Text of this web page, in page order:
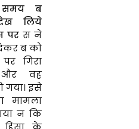
ब
देख लिये
परस ने
ब को
गिरा
और वह
गया। इसे
मामला
न कि